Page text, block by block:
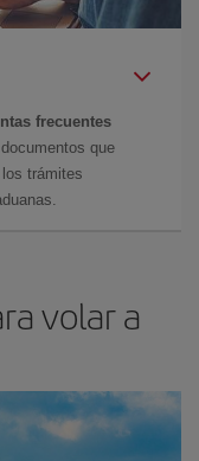
frecuentes
que
trámites
volar a